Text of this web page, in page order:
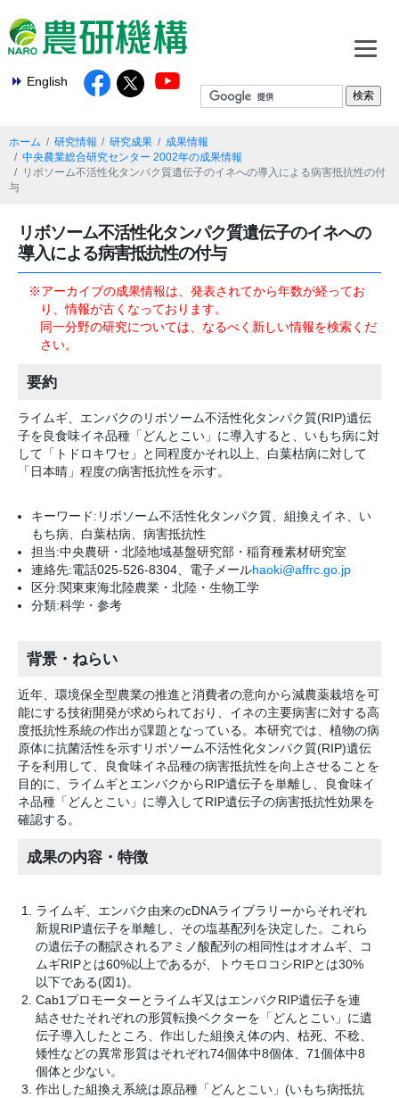
English
ホーム 研究情報 研究成果
成果情報
中央農業総合研究センター 2002年の成果情報
リボソーム不活性化タンパク質遺伝子のイネへの導入による病害抵抗性の付
与
リボソーム不活性化タンパク質遺伝子のイネへの
導入による病害抵抗性の付与
※アーカイブの成果情報は、発表されてから年数が経ってお
り、情報が古くなっております。
同一分野の研究については、なるべく新しい情報を検索くだ
さい。
要約
ライムギ、エンバクのリボソーム不活性化タンパク質(RIP)遺伝
子を良食味イネ品種「どんとこい」に導入すると、いもち病に対
して「トドロキワセ」と同程度かそれ以上、白葉枯病に対して
「日本晴」程度の病害抵抗性を示す。
キーワード:リボソーム不活性化タンパク質、組換えイネ、い
もち病、白葉枯病、病害抵抗性
担当:中央農研・北陸地域基盤研究部・稲育種素材研究室
連絡先:電話025-526-8304、電子メールhaoki@affrc.go.jp
区分:関東東海北陸農業・北陸・生物工学
分類:科学・参考
背景・ねらい
近年、環境保全型農業の推進と消費者の意向から減農薬栽培を可
能にする技術開発が求められており、イネの主要病害に対する高
度抵抗性系統の作出が課題となっている。本研究では、植物の病
原体に抗菌活性を示すリボソーム不活性化タンパク質(RIP)遺伝
子を利用して、良食味イネ品種の病害抵抗性を向上させることを
目的に、ライムギとエンバクからRIP遺伝子を単離し、良食味イ
ネ品種「どんとこい」に導入してRIP遺伝子の病害抵抗性効果を
確認する。
成果の内容・特徴
ライムギ、エンバク由来のcDNAライブラリーからそれぞれ
新規RIP遺伝子を単離し、その塩基配列を決定した。これら
の遺伝子の翻訳されるアミノ酸配列の相同性はオオムギ、コ
ムギRIPとは60%以上であるが、トウモロコシRIPとは30%
以下である(図1)。
Cab1プロモーターとライムギ又はエンバクRIP遺伝子を連
結させたそれぞれの形質転換ベクターを「どんとこい」に遺
伝子導入したところ、作出した組換え体の内、枯死、不稔、
矮性などの異常形質はそれぞれ74個体中8個体、71個体中8
個体と少ない。
作出した組換え系統は原品種「どんとこい」(いもち病抵抗